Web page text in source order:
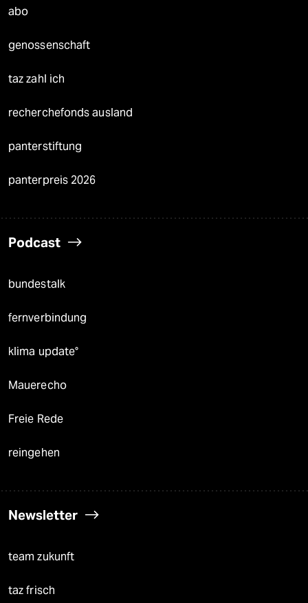
abo
genossenschaft
taz zahl ich
recherchefonds ausland
panterstiftung
panterpreis 2026
Podcast
bundestalk
fernverbindung
klima update°
Mauerecho
Freie Rede
reingehen
Newsletter
team zukunft
taz frisch